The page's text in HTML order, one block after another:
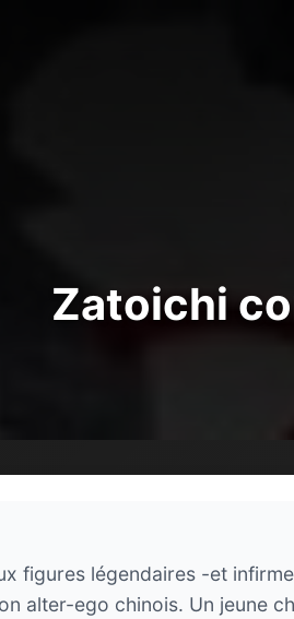
Zatoichi
figures légendaires -et
alter-ego chinois. Un jeune